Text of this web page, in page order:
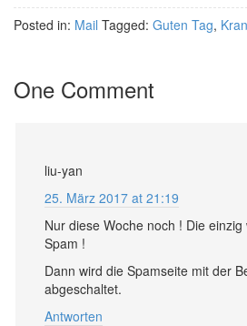
Posted in: Mail Tagged: Guten Tag,
One Comment
liu-yan
25. März 2017 at 21:19
Nur diese Woche noch ! Die
Spam !
Dann wird die Spamseite mit der
abgeschaltet.
Antworten